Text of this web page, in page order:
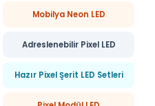
Mobilya Neon LED
Adreslenebilir Pixel LED
Hazır Pixel Şerit LED Setleri